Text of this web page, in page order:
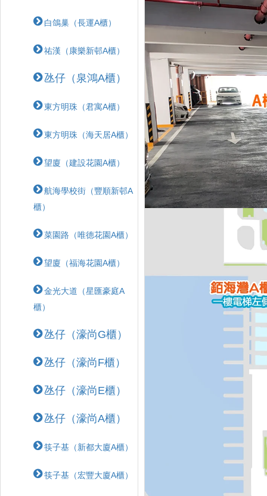
白鴿巢（長運A櫃）
祐漢（康樂新邨A櫃）
氹仔（泉鴻A櫃）
東方明珠（君寓A櫃）
東方明珠（海天居A櫃）
望廈（建設花園A櫃）
航海學校街（豐順新邨A
櫃）
菜園路（唯德花園A櫃）
望廈（福海花園A櫃）
金光大道（星匯豪庭A
櫃）
氹仔（濠尚G櫃）
氹仔（濠尚F櫃）
氹仔（濠尚E櫃）
氹仔（濠尚A櫃）
筷子基（新都大廈A櫃）
筷子基（宏豐大廈A櫃）